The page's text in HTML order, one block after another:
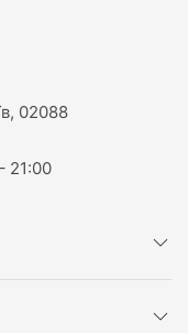
02088
21:00